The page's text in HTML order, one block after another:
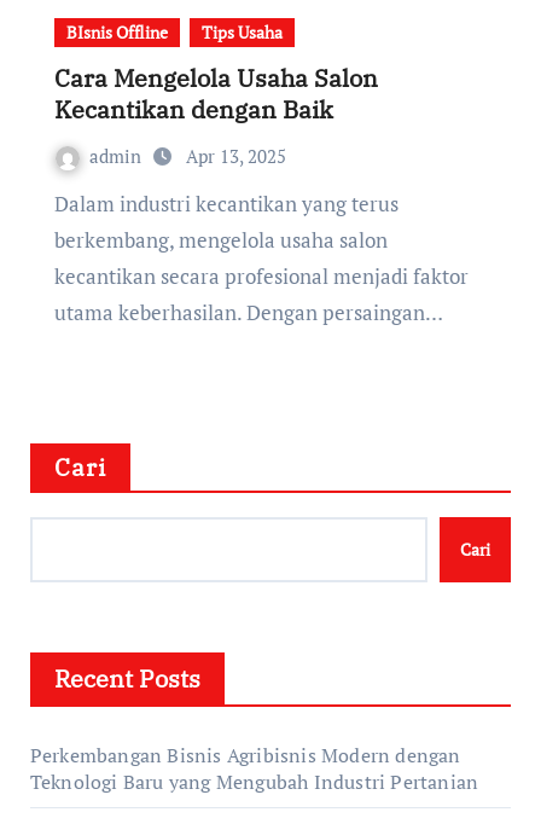
BIsnis Offline Tips Usaha
Cara Mengelola Usaha Salon
Kecantikan dengan Baik
admin Apr 13, 2025
Dalam industri kecantikan yang terus
berkembang, mengelola usaha salon
kecantikan secara profesional menjadi faktor
utama keberhasilan. Dengan persaingan…
Cari
Cari
Recent Posts
Perkembangan Bisnis Agribisnis Modern dengan
Teknologi Baru yang Mengubah Industri Pertanian